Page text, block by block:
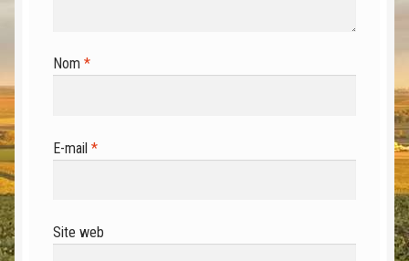
Nom *
E-mail *
Site web